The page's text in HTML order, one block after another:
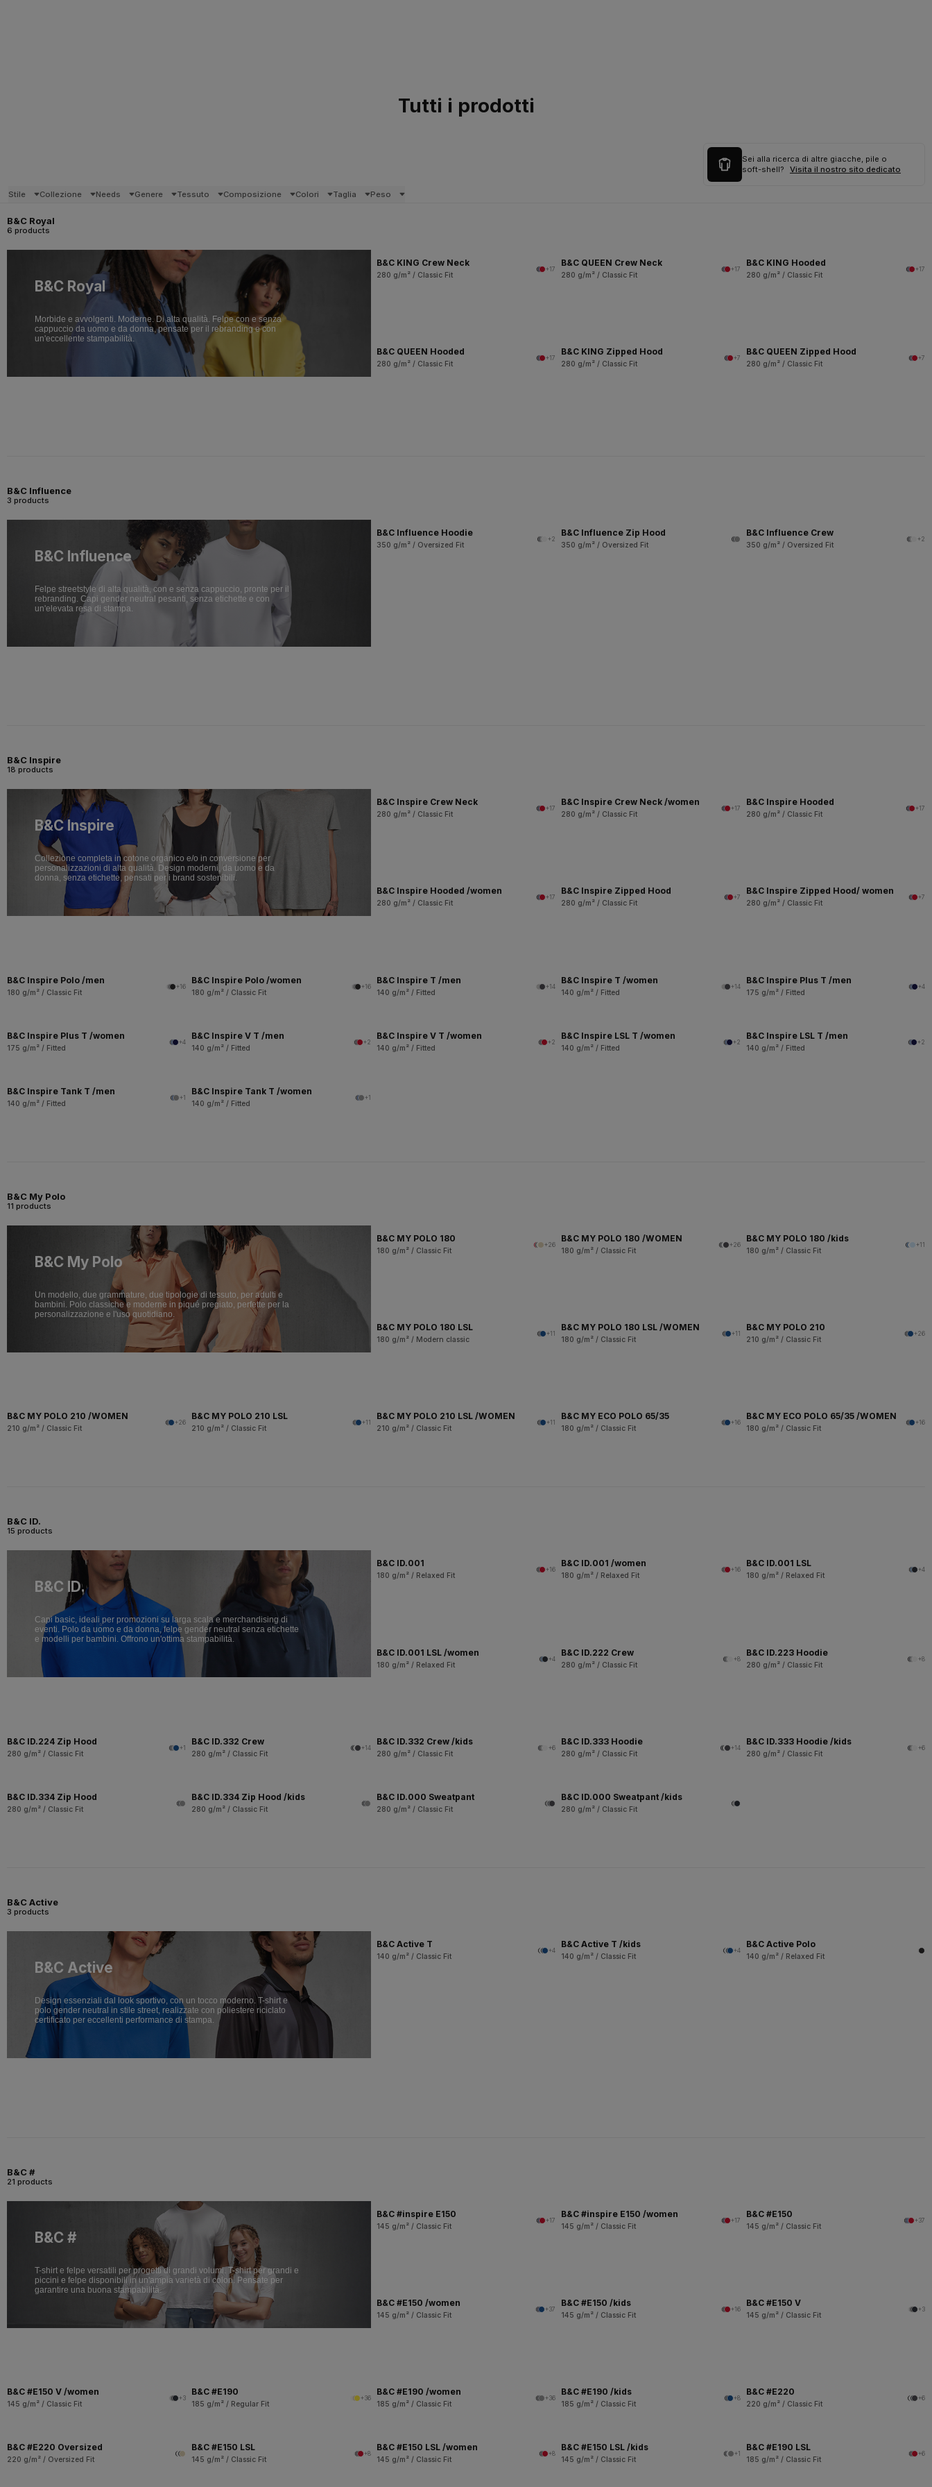
Tutti i prodotti
Sei alla ricerca di altre giacche, pile o
soft-shell?
Visita il nostro sito dedicato
Stile Collezione Needs Genere Tessuto Composizione Colori Taglia Peso
B&C Royal
6 products
B&C Royal
Morbide e avvolgenti. Moderne. Di alta qualità. Felpe con e senza
cappuccio da uomo e da donna, pensate per il rebranding e con
un'eccellente stampabilità.
B&C KING Crew Neck
280 g/m² / Classic Fit
+17
B&C QUEEN Crew Neck
280 g/m² / Classic Fit
+17
B&C KING Hooded
280 g/m² / Classic Fit
+17
B&C QUEEN Hooded
280 g/m² / Classic Fit
+17
B&C KING Zipped Hood
280 g/m² / Classic Fit
+7
B&C QUEEN Zipped Hood
280 g/m² / Classic Fit
+7
B&C Influence
3 products
B&C Influence
Felpe streetstyle di alta qualità, con e senza cappuccio, pronte per il
rebranding. Capi gender neutral pesanti, senza etichette e con
un'elevata resa di stampa.
B&C Influence Hoodie
350 g/m² / Oversized Fit
+2
B&C Influence Zip Hood
350 g/m² / Oversized Fit
B&C Influence Crew
350 g/m² / Oversized Fit
+2
B&C Inspire
18 products
B&C Inspire
Collezione completa in cotone organico e/o in conversione per
personalizzazioni di alta qualità. Design moderni, da uomo e da
donna, senza etichette, pensati per i brand sostenibili.
B&C Inspire Crew Neck
280 g/m² / Classic Fit
+17
B&C Inspire Crew Neck /women
280 g/m² / Classic Fit
+17
B&C Inspire Hooded
280 g/m² / Classic Fit
+17
B&C Inspire Hooded /women
280 g/m² / Classic Fit
+17
B&C Inspire Zipped Hood
280 g/m² / Classic Fit
+7
B&C Inspire Zipped Hood/ women
280 g/m² / Classic Fit
+7
B&C Inspire Polo /men
180 g/m² / Classic Fit
+16
B&C Inspire Polo /women
180 g/m² / Classic Fit
+16
B&C Inspire T /men
140 g/m² / Fitted
+14
B&C Inspire T /women
140 g/m² / Fitted
+14
B&C Inspire Plus T /men
175 g/m² / Fitted
+4
B&C Inspire Plus T /women
175 g/m² / Fitted
+4
B&C Inspire V T /men
140 g/m² / Fitted
+2
B&C Inspire V T /women
140 g/m² / Fitted
+2
B&C Inspire LSL T /women
140 g/m² / Fitted
+2
B&C Inspire LSL T /men
140 g/m² / Fitted
+2
B&C Inspire Tank T /men
140 g/m² / Fitted
+1
B&C Inspire Tank T /women
140 g/m² / Fitted
+1
B&C My Polo
11 products
B&C My Polo
Un modello, due grammature, due tipologie di tessuto, per adulti e
bambini. Polo classiche e moderne in piqué pregiato, perfette per la
personalizzazione e l'uso quotidiano.
B&C MY POLO 180
180 g/m² / Classic Fit
+26
B&C MY POLO 180 /WOMEN
180 g/m² / Classic Fit
+26
B&C MY POLO 180 /kids
180 g/m² / Classic Fit
+11
B&C MY POLO 180 LSL
180 g/m² / Modern classic
+11
B&C MY POLO 180 LSL /WOMEN
180 g/m² / Classic Fit
+11
B&C MY POLO 210
210 g/m² / Classic Fit
+26
B&C MY POLO 210 /WOMEN
210 g/m² / Classic Fit
+26
B&C MY POLO 210 LSL
210 g/m² / Classic Fit
+11
B&C MY POLO 210 LSL /WOMEN
210 g/m² / Classic Fit
+11
B&C MY ECO POLO 65/35
180 g/m² / Classic Fit
+16
B&C MY ECO POLO 65/35 /WOMEN
180 g/m² / Classic Fit
+16
B&C ID.
15 products
B&C ID.
Capi basic, ideali per promozioni su larga scala e merchandising di
eventi. Polo da uomo e da donna, felpe gender neutral senza etichette
e modelli per bambini. Offrono un'ottima stampabilità.
B&C ID.001
180 g/m² / Relaxed Fit
+16
B&C ID.001 /women
180 g/m² / Relaxed Fit
+16
B&C ID.001 LSL
180 g/m² / Relaxed Fit
+4
B&C ID.001 LSL /women
180 g/m² / Relaxed Fit
+4
B&C ID.222 Crew
280 g/m² / Classic Fit
+8
B&C ID.223 Hoodie
280 g/m² / Classic Fit
+8
B&C ID.224 Zip Hood
280 g/m² / Classic Fit
+1
B&C ID.332 Crew
280 g/m² / Classic Fit
+14
B&C ID.332 Crew /kids
280 g/m² / Classic Fit
+6
B&C ID.333 Hoodie
280 g/m² / Classic Fit
+14
B&C ID.333 Hoodie /kids
280 g/m² / Classic Fit
+6
B&C ID.334 Zip Hood
280 g/m² / Classic Fit
B&C ID.334 Zip Hood /kids
280 g/m² / Classic Fit
B&C ID.000 Sweatpant
280 g/m² / Classic Fit
B&C ID.000 Sweatpant /kids
280 g/m² / Classic Fit
B&C Active
3 products
B&C Active
Design essenziali dal look sportivo, con un tocco moderno. T-shirt e
polo gender neutral in stile street, realizzate con poliestere riciclato
certificato per eccellenti performance di stampa.
B&C Active T
140 g/m² / Classic Fit
+4
B&C Active T /kids
140 g/m² / Classic Fit
+4
B&C Active Polo
140 g/m² / Relaxed Fit
B&C #
21 products
B&C #
T-shirt e felpe versatili per progetti di grandi volumi. T-shirt per grandi e
piccini e felpe disponibili in un'ampia varietà di colori. Pensate per
garantire una buona stampabilità.
B&C #inspire E150
145 g/m² / Classic Fit
+17
B&C #inspire E150 /women
145 g/m² / Classic Fit
+17
B&C #E150
145 g/m² / Classic Fit
+37
B&C #E150 /women
145 g/m² / Classic Fit
+37
B&C #E150 /kids
145 g/m² / Classic Fit
+16
B&C #E150 V
145 g/m² / Classic Fit
+3
B&C #E150 V /women
145 g/m² / Classic Fit
+3
B&C #E190
185 g/m² / Regular Fit
+36
B&C #E190 /women
185 g/m² / Classic Fit
+36
B&C #E190 /kids
185 g/m² / Classic Fit
+8
B&C #E220
220 g/m² / Classic Fit
+6
B&C #E220 Oversized
220 g/m² / Oversized Fit
B&C #E150 LSL
145 g/m² / Classic Fit
+8
B&C #E150 LSL /women
145 g/m² / Classic Fit
+8
B&C #E150 LSL /kids
145 g/m² / Classic Fit
+1
B&C #E190 LSL
185 g/m² / Classic Fit
+6